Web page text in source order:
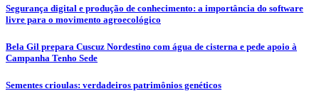
Segurança digital e produção de conhecimento: a importância do software
livre para o movimento agroecológico
Bela Gil prepara Cuscuz Nordestino com água de cisterna e pede apoio à
Campanha Tenho Sede
Sementes crioulas: verdadeiros patrimônios genéticos